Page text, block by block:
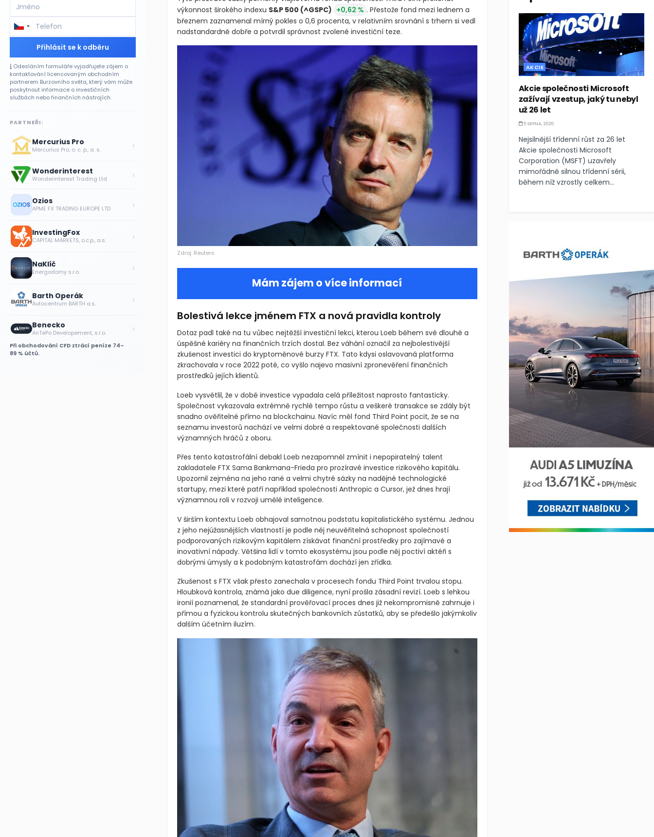
výkonnost širokého indexu S&P 500 (^GSPC) +0,62 % . Přestože fond mezi lednem a
březnem zaznamenal mírný pokles o 0,6 procenta, v relativním srovnání s trhem si vedl
nadstandardně dobře a potvrdil správnost zvolené investiční teze.
Zdroj: Reuters
Mám zájem o více informací
Bolestivá lekce jménem FTX a nová pravidla kontroly
Dotaz padl také na tu vůbec nejtěžší investiční lekci, kterou Loeb během své dlouhé a
úspěšné kariéry na finančních trzích dostal. Bez váhání označil za nejbolestivější
zkušenost investici do kryptoměnové burzy FTX. Tato kdysi oslavovaná platforma
zkrachovala v roce 2022 poté, co vyšlo najevo masivní zpronevěření finančních
prostředků jejích klientů.
Loeb vysvětlil, že v době investice vypadala celá příležitost naprosto fantasticky.
Společnost vykazovala extrémně rychlé tempo růstu a veškeré transakce se zdály být
snadno ověřitelné přímo na blockchainu. Navíc měl fond Third Point pocit, že se na
seznamu investorů nachází ve velmi dobré a respektované společnosti dalších
významných hráčů z oboru.
Přes tento katastrofální debakl Loeb nezapomněl zmínit i nepopiratelný talent
zakladatele FTX Sama Bankmana-Frieda pro prozíravé investice rizikového kapitálu.
Upozornil zejména na jeho rané a velmi chytré sázky na nadějné technologické
startupy, mezi které patří například společnosti Anthropic a Cursor, jež dnes hrají
významnou roli v rozvoji umělé inteligence.
V širším kontextu Loeb obhajoval samotnou podstatu kapitalistického systému. Jednou
z jeho nejúžasnějších vlastností je podle něj neuvěřitelná schopnost společností
podporovaných rizikovým kapitálem získávat finanční prostředky pro zajímavé a
inovativní nápady. Většina lidí v tomto ekosystému jsou podle něj poctiví aktéři s
dobrými úmysly a k podobným katastrofám dochází jen zřídka.
Zkušenost s FTX však přesto zanechala v procesech fondu Third Point trvalou stopu.
Hloubková kontrola, známá jako due diligence, nyní prošla zásadní revizí. Loeb s lehkou
ironií poznamenal, že standardní prověřovací proces dnes již nekompromisně zahrnuje i
přímou a fyzickou kontrolu skutečných bankovních zůstatků, aby se předešlo jakýmkoliv
dalším účetním iluzím.
Přihlásit se k odběru
Odesláním formuláře vyjadřujete zájem o
kontaktování licencovaným obchodním
partnerem Burzovního světa, který vám může
poskytnout informace o investičních
službách nebo finančních nástrojích.
PARTNEŘI:
Mercurius Pro
Mercurius Pro, o. c. p., a. s. ›
Wonderinterest
Wonderinterest Trading Ltd ›
Ozios
APME FX TRADING EUROPE LTD ›
InvestingFox
CAPITAL MARKETS, o.c.p., a.s. ›
NaKlíč
Energodomy s.r.o. ›
Barth Operák
Autocentrum BARTH a.s. ›
Benecko
AnTePo Developement, s.r.o. ›
Při obchodování CFD ztrácí peníze 74–
89 % účtů.
AKCIE
Akcie společnosti Microsoft
zažívají vzestup, jaký tu nebyl
už 26 let
5 SRPNA, 2026
Nejsilnější třídenní růst za 26 let
Akcie společnosti Microsoft
Corporation (MSFT) uzavřely
mimořádně silnou třídenní sérii,
během níž vzrostly celkem...